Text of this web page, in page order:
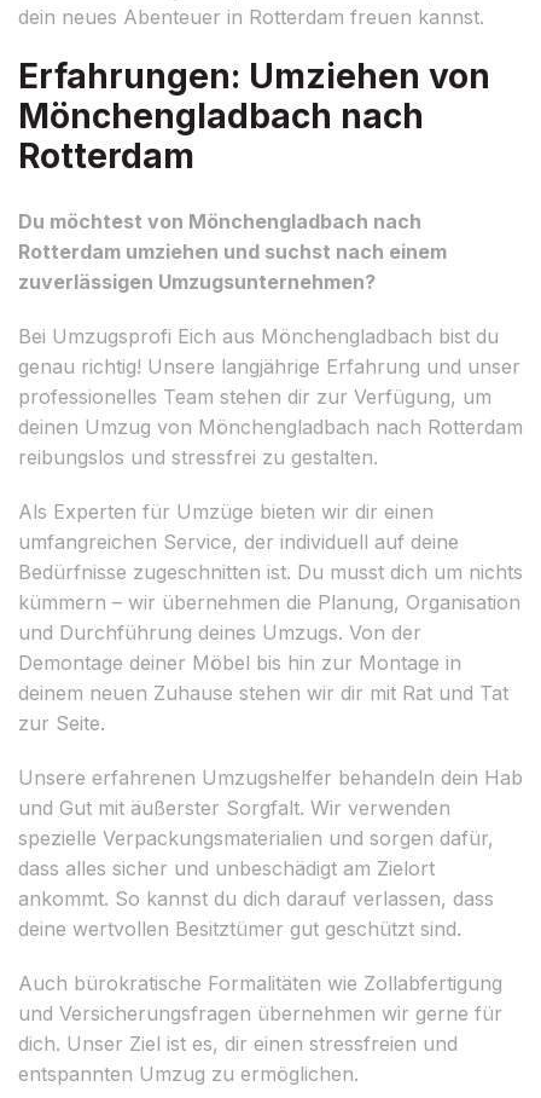
dein neues Abenteuer in Rotterdam freuen kannst.
Erfahrungen: Umziehen von
Mönchengladbach nach
Rotterdam
Du möchtest von Mönchengladbach nach
Rotterdam umziehen und suchst nach einem
zuverlässigen Umzugsunternehmen?
Bei Umzugsprofi Eich aus Mönchengladbach bist du
genau richtig! Unsere langjährige Erfahrung und unser
professionelles Team stehen dir zur Verfügung, um
deinen Umzug von Mönchengladbach nach Rotterdam
reibungslos und stressfrei zu gestalten.
Als Experten für Umzüge bieten wir dir einen
umfangreichen Service, der individuell auf deine
Bedürfnisse zugeschnitten ist. Du musst dich um nichts
kümmern – wir übernehmen die Planung, Organisation
und Durchführung deines Umzugs. Von der
Demontage deiner Möbel bis hin zur Montage in
deinem neuen Zuhause stehen wir dir mit Rat und Tat
zur Seite.
Unsere erfahrenen Umzugshelfer behandeln dein Hab
und Gut mit äußerster Sorgfalt. Wir verwenden
spezielle Verpackungsmaterialien und sorgen dafür,
dass alles sicher und unbeschädigt am Zielort
ankommt. So kannst du dich darauf verlassen, dass
deine wertvollen Besitztümer gut geschützt sind.
Auch bürokratische Formalitäten wie Zollabfertigung
und Versicherungsfragen übernehmen wir gerne für
dich. Unser Ziel ist es, dir einen stressfreien und
entspannten Umzug zu ermöglichen.